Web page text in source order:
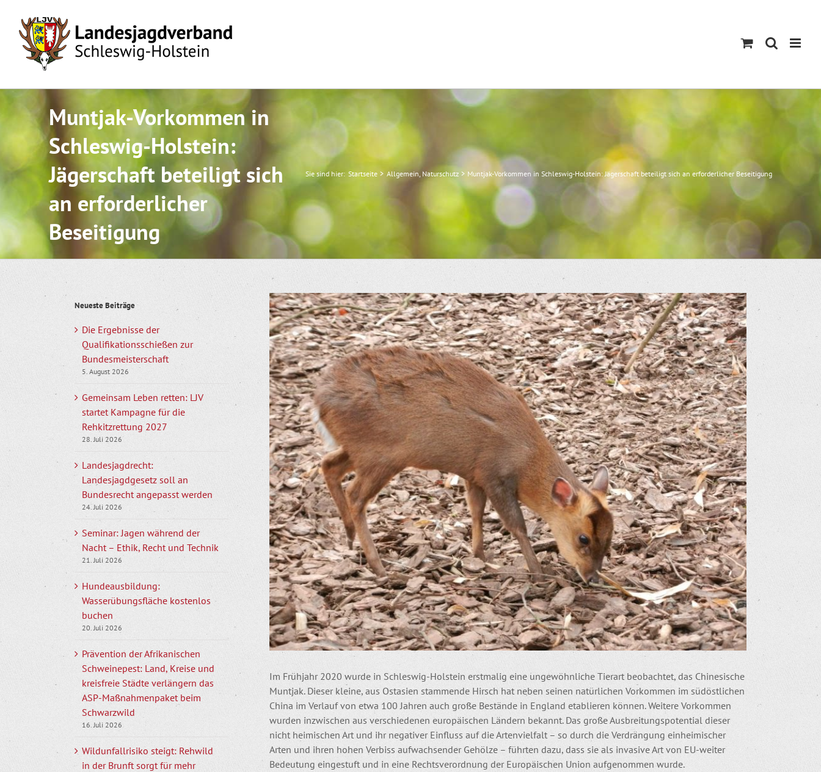
content
Muntjak-Vorkommen in
Schleswig-Holstein:
Jägerschaft beteiligt sich
an erforderlicher
Beseitigung
Sie sind hier: Startseite Allgemein Naturschutz Muntjak-Vorkommen in Schleswig-Holstein: Jägerschaft beteiligt sich an erforderlicher Beseitigung
Zeige
grösseres
Bild
Im Frühjahr 2020 wurde in Schleswig-Holstein erstmalig eine ungewöhnliche Tierart beobachtet, das Chinesische
Muntjak. Dieser kleine, aus Ostasien stammende Hirsch hat neben seinen natürlichen Vorkommen im südöstlichen
China im Verlauf von etwa 100 Jahren auch große Bestände in England etablieren können. Weitere Vorkommen
wurden inzwischen aus verschiedenen europäischen Ländern bekannt. Das große Ausbreitungspotential dieser
nicht heimischen Art und ihr negativer Einfluss auf die Artenvielfalt – so durch die Verdrängung einheimischer
Arten und ihren hohen Verbiss aufwachsender Gehölze – führten dazu, dass sie als invasive Art von EU-weiter
Bedeutung eingestuft und in eine Rechtsverordnung der Europäischen Union aufgenommen wurde.
Neueste Beiträge
Die Ergebnisse der
Qualifikationsschießen zur
Bundesmeisterschaft
5. August 2026
Gemeinsam Leben retten: LJV
startet Kampagne für die
Rehkitzrettung 2027
28. Juli 2026
Landesjagdrecht:
Landesjagdgesetz soll an
Bundesrecht angepasst werden
24. Juli 2026
Seminar: Jagen während der
Nacht – Ethik, Recht und Technik
21. Juli 2026
Hundeausbildung:
Wasserübungsfläche kostenlos
buchen
20. Juli 2026
Prävention der Afrikanischen
Schweinepest: Land, Kreise und
kreisfreie Städte verlängern das
ASP-Maßnahmenpaket beim
Schwarzwild
16. Juli 2026
Wildunfallrisiko steigt: Rehwild
in der Brunft sorgt für mehr